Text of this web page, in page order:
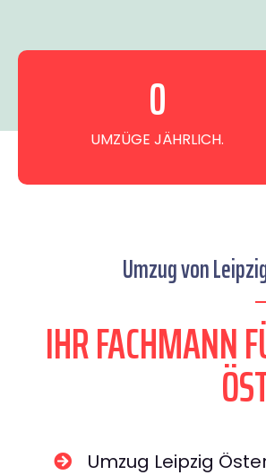
UMZÜGE JÄHRLICH.
0
Umzug von
IHR FACHMANN
Umzug Leipzig